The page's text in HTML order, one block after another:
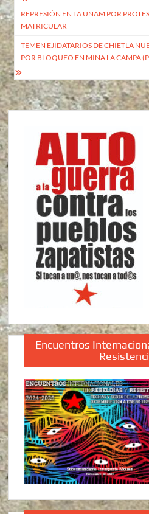
de
entradas
REPRESIÓN EN LA UNAM POR
MATRICULAR
TEMEN EJIDATARIOS DE CHIETLA
POR BLOQUEO EN MINA LA CAMPA
Encuentros